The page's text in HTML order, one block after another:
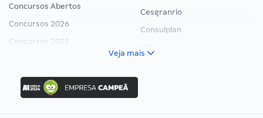
Concursos Abertos
Concursos 2026
Concursos 2025
Concurso Ibama
Concurso MPU
Editais publicados
Cesgranrio
Consulplan
Veja mais